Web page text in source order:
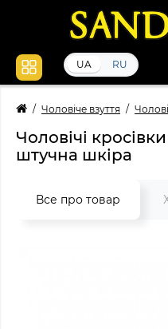
UA RU
Чоловіче взуття
Чоловічі
штучна шкіра
Все про товар